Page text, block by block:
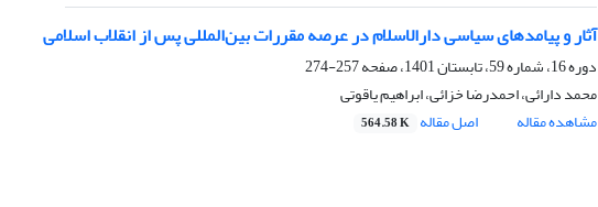
آثار و پیامدهای سیاسی دارالاسلام در عرصه مقررات بین‌المللی پس از انقلاب اسلامی
دوره 16، شماره 59، تابستان 1401، صفحه
257-274
محمد دارائی، احمدرضا خزائی، ابراهیم یاقوتی
مشاهده مقاله
اصل مقاله 564.58 K